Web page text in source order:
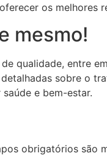
os melhores
mesmo!
qualidade, entre
sobre o
e bem-estar.
obrigatórios são